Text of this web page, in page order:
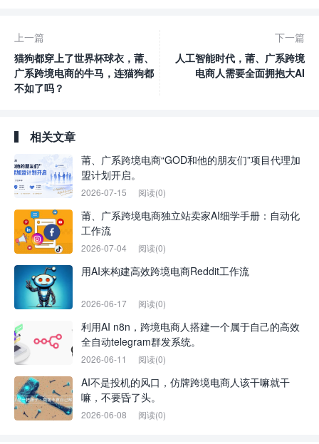
上一篇
猫狗都穿上了世界杯球衣，莆、
广系跨境电商的牛马，连猫狗都
不如了吗？
下一篇
人工智能时代，莆、广系跨境
电商人需要全面拥抱大AI
相关文章
莆、广系跨境电商“GOD和他的朋友们”项目代理加
盟计划开启。
2026-07-15 阅读(0)
莆、广系跨境电商独立站卖家AI细学手册：自动化
工作流
2026-07-04 阅读(0)
用AI来构建高效跨境电商Reddit工作流
2026-06-17 阅读(0)
利用AI n8n，跨境电商人搭建一个属于自己的高效
全自动telegram群发系统。
2026-06-11 阅读(0)
AI不是投机的风口，仿牌跨境电商人该干嘛就干
嘛，不要昏了头。
2026-06-08 阅读(0)